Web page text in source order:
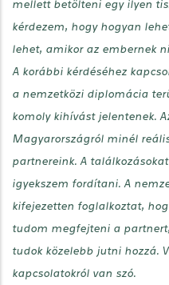
mellett betölteni egy ilyen
kérdezem, hogy hogyan
lehet, amikor az embernek
A korábbi kérdéséhez
a nemzetközi diplomácia
komoly kihívást jelentenek.
Magyarországról minél
partnereink. A
igyekszem fordítani. A
kifejezetten foglalkoztat,
tudom megfejteni a
tudok közelebb jutni hozzá.
kapcsolatokról van szó.